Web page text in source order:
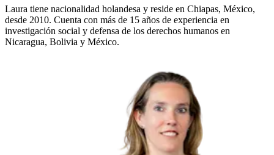
Laura tiene nacionalidad holandesa y reside en Chiapas, México,
desde 2010. Cuenta con más de 15 años de experiencia en
investigación social y defensa de los derechos humanos en
Nicaragua, Bolivia y México.